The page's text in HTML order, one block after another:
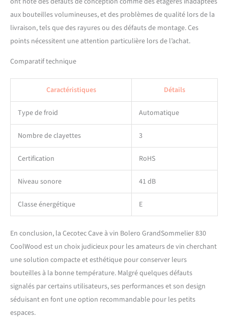
aux bouteilles volumineuses, et des problèmes de qualité lors de la
livraison, tels que des rayures ou des défauts de montage. Ces
points nécessitent une attention particulière lors de l’achat.
Comparatif technique
Caractéristiques Détails
Type de froid Automatique
Nombre de clayettes 3
Certification RoHS
Niveau sonore 41 dB
Classe énergétique E
En conclusion, la Cecotec Cave à vin Bolero GrandSommelier 830
CoolWood est un choix judicieux pour les amateurs de vin cherchant
une solution compacte et esthétique pour conserver leurs
bouteilles à la bonne température. Malgré quelques défauts
signalés par certains utilisateurs, ses performances et son design
séduisant en font une option recommandable pour les petits
espaces.